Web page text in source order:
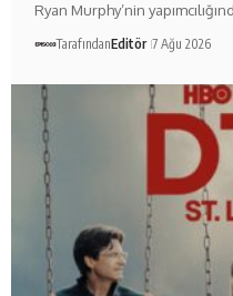
Ryan Murphy’nin
TarafındanEditör 7 Ağu 2026